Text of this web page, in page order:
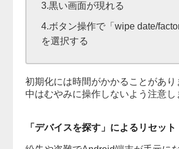
3.黒い画面が現れる
4.ボタン操作で「wipe date/
を選択する
初期化には時間がかかることがあり
中はむやみに操作しないよう注意し
「デバイスを探す」によるリセット